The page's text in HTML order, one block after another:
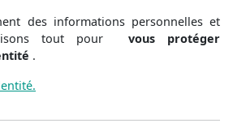
des informations personnelles et
tout pour vous protéger
.